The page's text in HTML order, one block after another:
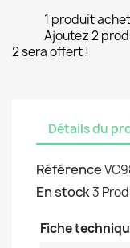
1 produit
Ajoutez 2
2 sera offert !
Détails du
Référence
En stock3
Fiche